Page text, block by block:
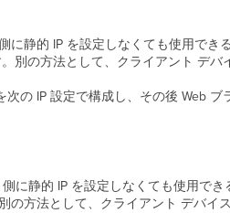
に静的 IP を設定しなくても使用で
別の方法として、クライアント デ
の IP 設定で構成し、その後 Web ブ
に静的 IP を設定しなくても使用でき
の方法として、クライアント デバ